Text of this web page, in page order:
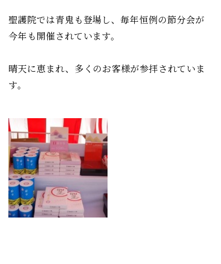
聖護院では青鬼も登場し、毎年恒例の節分会が
今年も開催されています。
晴天に恵まれ、多くのお客様が参拝されていま
す。